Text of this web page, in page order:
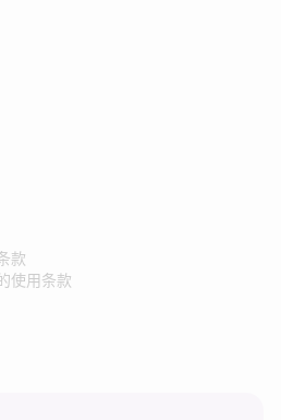
款
使用条款